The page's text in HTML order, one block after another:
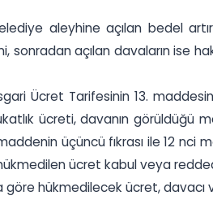
aleyhine açılan bedel
sonradan açılan davaların ise
Ücret Tarifesinin 13.
ücreti, davanın görüldüğü
üçüncü fıkrası ile 12 nci
ücret kabul veya
göre hükmedilecek ücret,